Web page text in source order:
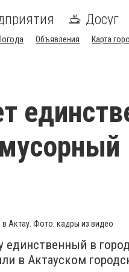
Досуг
Объявления Карта
Актау. Фото: кадры из видео
единственный в
в Актауском